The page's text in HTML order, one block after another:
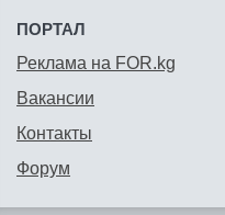
ПОРТАЛ
Реклама на FOR.kg
Вакансии
Контакты
Форум